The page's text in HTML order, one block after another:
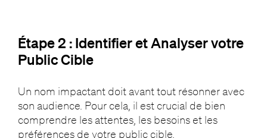
Étape 2 : Identifier et Analyser votre
Public Cible
Un nom impactant doit avant tout résonner avec
son audience. Pour cela, il est crucial de bien
comprendre les attentes, les besoins et les
préférences de votre public cible.